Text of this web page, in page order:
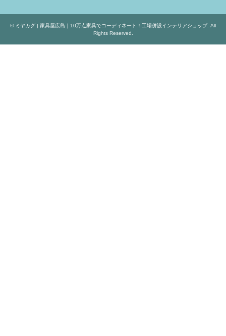
© ミヤカグ | 家具屋広島｜10万点家具でコーディネート！工場併設インテリアショップ. All
Rights Reserved.